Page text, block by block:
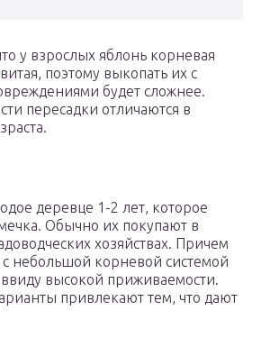
у взрослых яблонь корневая
поэтому выкопать их с
будет сложнее.
пересадки отличаются в
деревце 1-2 лет, которое
Обычно их покупают в
хозяйствах. Причем
с небольшой корневой системой
высокой приживаемости.
привлекают тем, что дают